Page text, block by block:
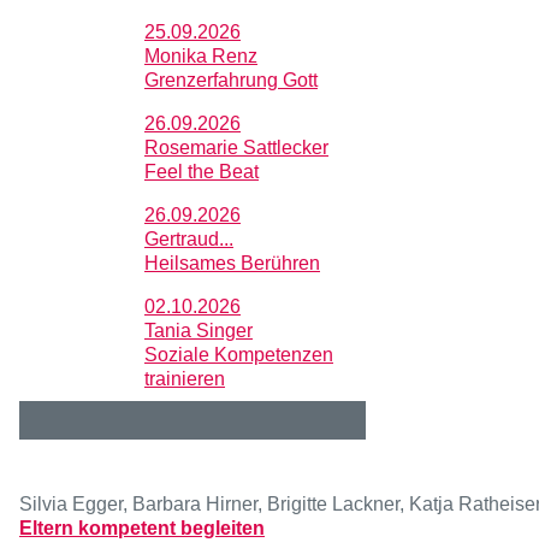
25.09.2026
Monika Renz
Grenzerfahrung Gott
26.09.2026
Rosemarie Sattlecker
Feel the Beat
26.09.2026
Gertraud...
Heilsames Berühren
02.10.2026
Tania Singer
Soziale Kompetenzen
trainieren
Silvia Egger, Barbara Hirner, Brigitte Lackner, Katja
Eltern kompetent begleiten